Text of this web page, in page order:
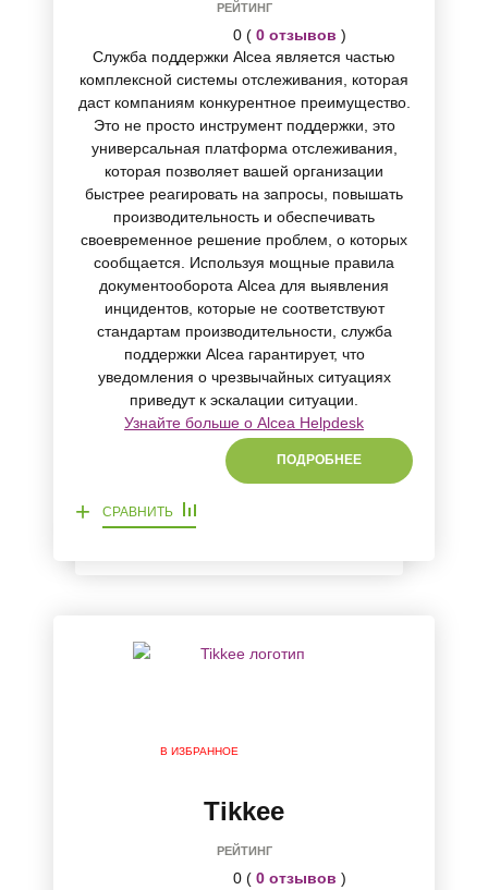
РЕЙТИНГ
0 ( 0 отзывов )
Служба поддержки Alcea является частью
комплексной системы отслеживания, которая
даст компаниям конкурентное преимущество.
Это не просто инструмент поддержки, это
универсальная платформа отслеживания,
которая позволяет вашей организации
быстрее реагировать на запросы, повышать
производительность и обеспечивать
своевременное решение проблем, о которых
сообщается. Используя мощные правила
документооборота Alcea для выявления
инцидентов, которые не соответствуют
стандартам производительности, служба
поддержки Alcea гарантирует, что
уведомления о чрезвычайных ситуациях
приведут к эскалации ситуации.
Узнайте больше о Alcea Helpdesk
ПОДРОБНЕЕ
+ СРАВНИТЬ
В ИЗБРАННОЕ
Tikkee
РЕЙТИНГ
0 ( 0 отзывов )